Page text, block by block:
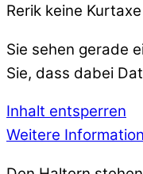
Rerik keine
Sie sehen gerade
Sie, dass dabei
Inhalt entsperren
Weitere